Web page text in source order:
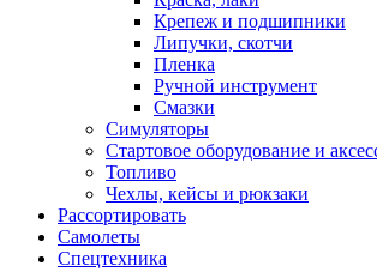
Крепеж и подшипники
Липучки, скотчи
Пленка
Ручной инструмент
Смазки
Симуляторы
Стартовое оборудование и
Топливо
Чехлы, кейсы и рюкзаки
Рассортировать
Самолеты
Спецтехника